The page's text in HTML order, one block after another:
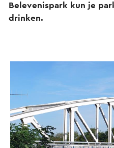
Belevenispark kun je
drinken.